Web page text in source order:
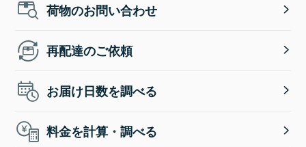
荷物のお問い合わせ
再配達のご依頼
お届け日数を調べる
料金を計算・調べる